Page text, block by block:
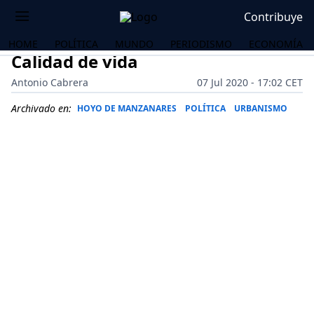
Contribuye
HOME POLÍTICA MUNDO PERIODISMO ECONOMÍA
Calidad de vida
Antonio Cabrera
07 Jul 2020 - 17:02 CET
Archivado en: HOYO DE MANZANARES POLÍTICA URBANISMO